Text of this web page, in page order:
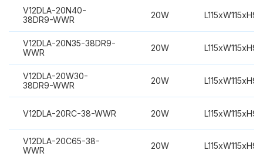
V12DLA-20N40-
38DR9-WWR
20W
V12DLA-20N35-38DR9-
WWR
20W
V12DLA-20W30-
38DR9-WWR
20W
V12DLA-20RC-38-WWR 20W
V12DLA-20C65-38-
WWR
20W